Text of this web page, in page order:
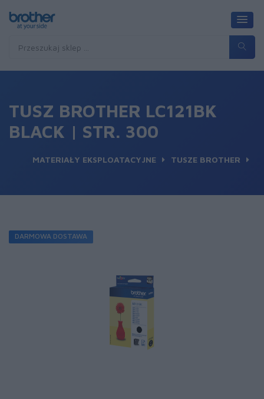
TUSZ BROTHER LC121BK
BLACK | STR. 300
MATERIAŁY EKSPLOATACYJNE TUSZE BROTHER
DARMOWA DOSTAWA